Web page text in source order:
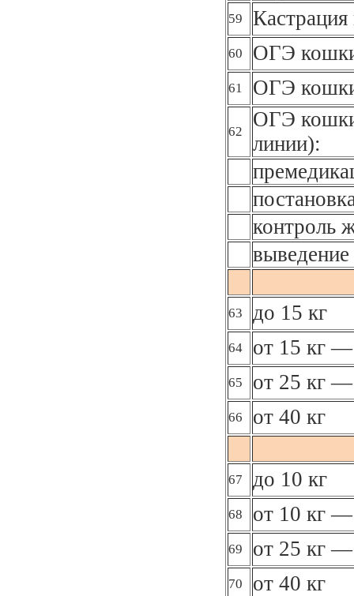
59 Кастрация
60 ОГЭ
61 ОГЭ
62
ОГЭ
линии):
контроль
выведение
63 до 15 кг
64 от 15 кг
65 от 25 кг
66 от 40 кг
67 до 10 кг
68 от 10 кг
69 от 25 кг
70
от 40 кг